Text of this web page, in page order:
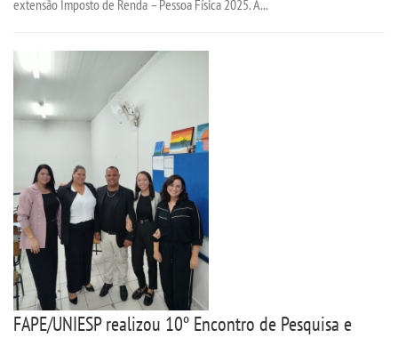
extensão Imposto de Renda – Pessoa Física 2025. A...
FAPE/UNIESP realizou 10º Encontro de Pesquisa e